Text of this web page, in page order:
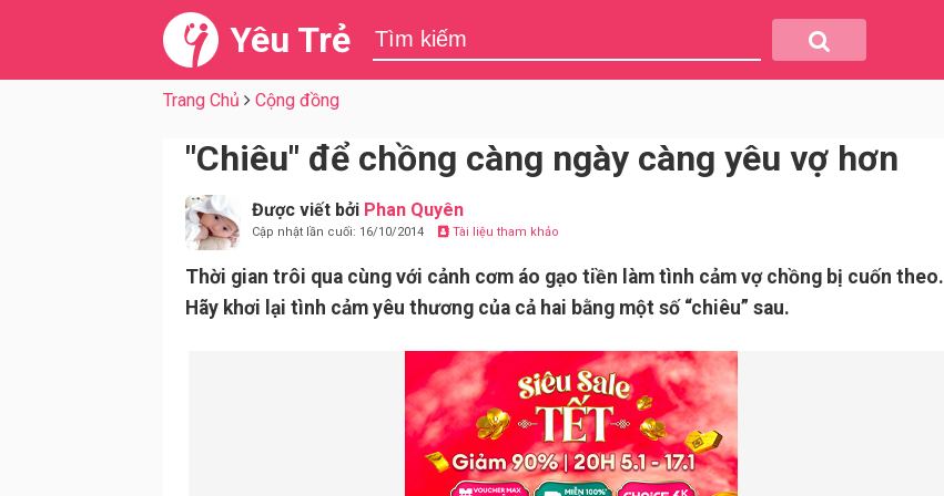
Yêu Trẻ
Trang Chủ Cộng đồng
"Chiêu" để chồng càng ngày càng yêu vợ hơn
Được viết bởi Phan Quyên
Cập nhật lần cuối: 16/10/2014 Tài liệu tham khảo
Thời gian trôi qua cùng với cảnh cơm áo gạo tiền làm tình cảm vợ chồng bị cuốn theo.
Hãy khơi lại tình cảm yêu thương của cả hai bằng một số “chiêu” sau.